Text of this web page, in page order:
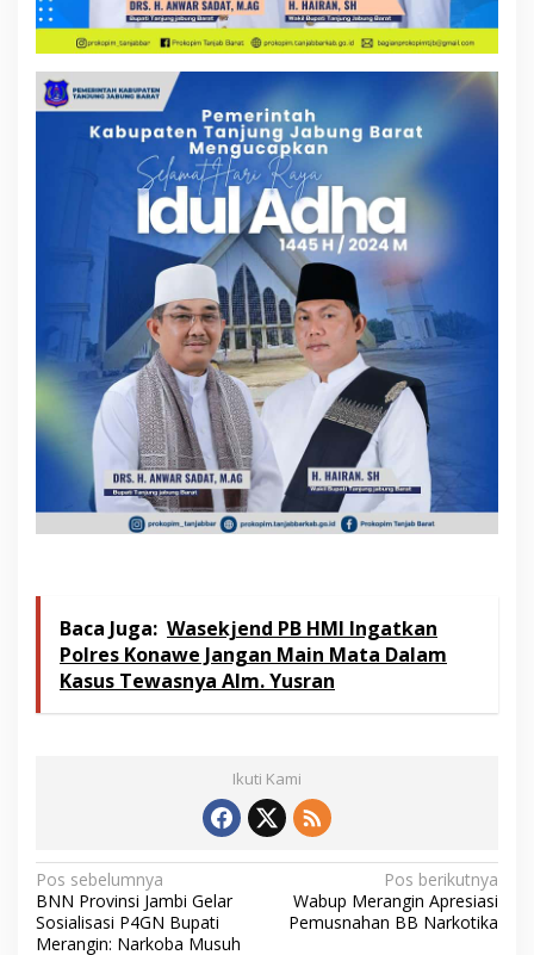
Baca Juga: Wasekjend PB HMI Ingatkan
Polres Konawe Jangan Main Mata Dalam
Kasus Tewasnya Alm. Yusran
Ikuti Kami
N
a
Pos sebelumnya
BNN Provinsi Jambi Gelar
Sosialisasi P4GN Bupati
Merangin: Narkoba Musuh
Pos berikutnya
Wabup Merangin Apresiasi
Pemusnahan BB Narkotika